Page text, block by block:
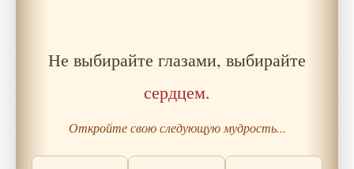
Не выбирайте глазами, выбирайте
сердцем.
Откройте свою следующую мудрость...